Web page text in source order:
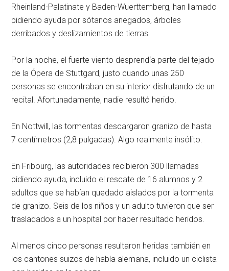
Rheinland-Palatinate y Baden-Wuerttemberg, han llamado
pidiendo ayuda por sótanos anegados, árboles
derribados y deslizamientos de tierras.
Por la noche, el fuerte viento desprendía parte del tejado
de la Ópera de Stuttgard, justo cuando unas 250
personas se encontraban en su interior disfrutando de un
recital. Afortunadamente, nadie resultó herido.
En Nottwill, las tormentas descargaron granizo de hasta
7 centímetros (2,8 pulgadas). Algo realmente insólito.
En Fribourg, las autoridades recibieron 300 llamadas
pidiendo ayuda, incluido el rescate de 16 alumnos y 2
adultos que se habían quedado aislados por la tormenta
de granizo. Seis de los niños y un adulto tuvieron que ser
trasladados a un hospital por haber resultado heridos.
Al menos cinco personas resultaron heridas también en
los cantones suizos de habla alemana, incluido un ciclista